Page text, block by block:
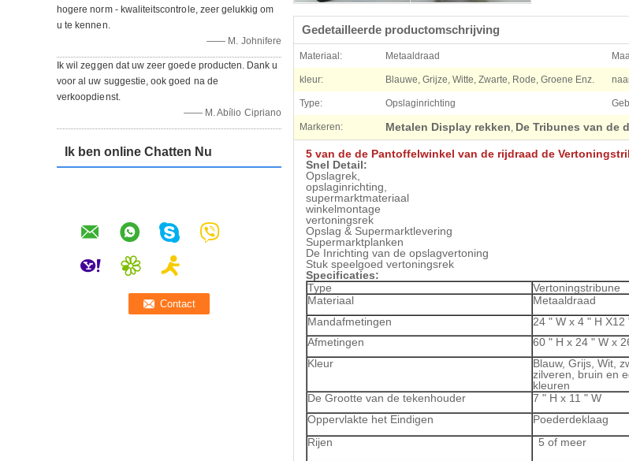
hogere norm - kwaliteitscontrole, zeer gelukkig om
u te kennen.
—— M. Johnifere
Ik wil zeggen dat uw zeer goede producten. Dank u
voor al uw suggestie, ook goed na de
verkoopdienst.
—— M. Abílio Cipriano
Ik ben online Chatten Nu
Gedetailleerde productomschrijving
Materiaal: Metaaldraad
kleur: Blauwe, Grijze, Witte, Zwarte, Rode, Groene Enz.
Type: Opslaginrichting
Markeren: Metalen Display rekken, De Tribunes van de
5 van de de Pantoffelwinkel van de rijdraad de
Snel Detail:
Opslagrek,
opslaginrichting,
supermarktmateriaal
winkelmontage
vertoningsrek
Opslag & Supermarktlevering
Supermarktplanken
De Inrichting van de opslagvertoning
Stuk speelgoed vertoningsrek
Specificaties:
Type
Vertoningstribune
Materiaal
Metaaldraad
Mandafmetingen
24 " W x 4 " H X12
Afmetingen
60 " H x 24 " W x
Kleur
Blauw, Grijs, Wit,
zilveren, bruin en
kleuren
De Grootte van de tekenhouder
7 " H x 11 " W
Oppervlakte het Eindigen
Poederdeklaag
Rijen
5 of meer